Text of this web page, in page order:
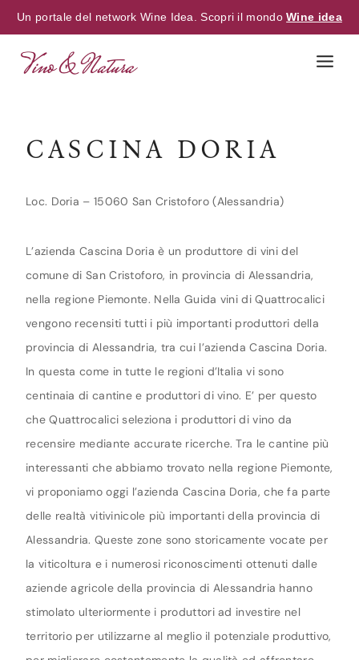
Un portale del network Wine Idea. Scopri il mondoWine idea
CASCINA DORIA
Loc. Doria – 15060 San Cristoforo (Alessandria)
L’azienda Cascina Doria è un produttore di vini del
comune di San Cristoforo, in provincia di Alessandria,
nella regione Piemonte. Nella Guida vini di Quattrocalici
vengono recensiti tutti i più importanti produttori della
provincia di Alessandria, tra cui l’azienda Cascina Doria.
In questa come in tutte le regioni d’Italia vi sono
centinaia di cantine e produttori di vino. E’ per questo
che Quattrocalici seleziona i produttori di vino da
recensire mediante accurate ricerche. Tra le cantine più
interessanti che abbiamo trovato nella regione Piemonte,
vi proponiamo oggi l’azienda Cascina Doria, che fa parte
delle realtà vitivinicole più importanti della provincia di
Alessandria. Queste zone sono storicamente vocate per
la viticoltura e i numerosi riconoscimenti ottenuti dalle
aziende agricole della provincia di Alessandria hanno
stimolato ulteriormente i produttori ad investire nel
territorio per utilizzarne al meglio il potenziale produttivo,